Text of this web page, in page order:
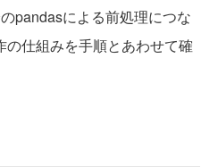
pandasによる前処理につな
仕組みを手順とあわせて確